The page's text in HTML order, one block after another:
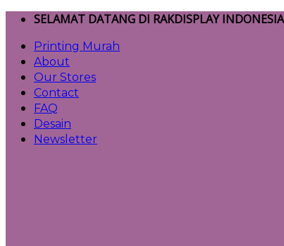
Skip
content
SELAMAT DATANG DI RAKDISPLAY INDONESIA
Printing Murah
About
Our Stores
Contact
FAQ
Desain
Newsletter